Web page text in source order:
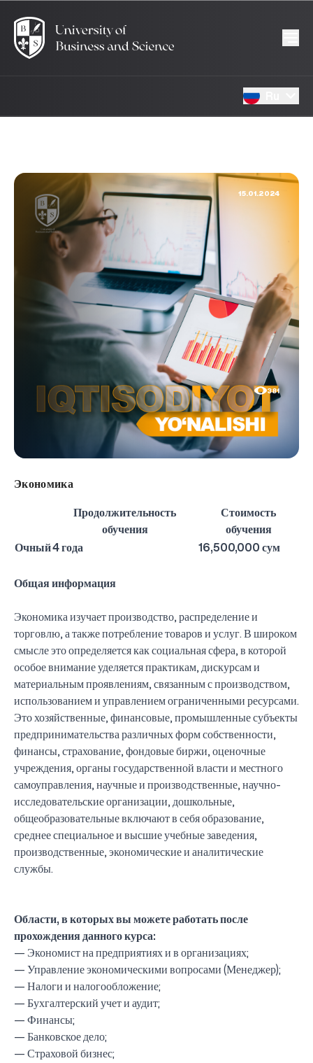
15.01.2024
381
Экономика
Продолжительность
обучения
Стоимость
обучения
Очный4 года 16,500,000 сум
Общая информация
Экономика изучает производство, распределение и
торговлю, а также потребление товаров и услуг. В широком
смысле это определяется как социальная сфера, в которой
особое внимание уделяется практикам, дискурсам и
материальным проявлениям, связанным с производством,
использованием и управлением ограниченными ресурсами.
Это хозяйственные, финансовые, промышленные субъекты
предпринимательства различных форм собственности,
финансы, страхование, фондовые биржи, оценочные
учреждения, органы государственной власти и местного
самоуправления, научные и производственные, научно-
исследовательские организации, дошкольные,
общеобразовательные включают в себя образование,
среднее специальное и высшие учебные заведения,
производственные, экономические и аналитические
службы.
Области, в которых вы можете работать после
прохождения данного курса:
— Экономист на предприятиях и в организациях;
— Управление экономическими вопросами (Менеджер);
— Налоги и налогообложение;
— Бухгалтерский учет и аудит;
— Финансы;
— Банковское дело;
— Страховой бизнес;